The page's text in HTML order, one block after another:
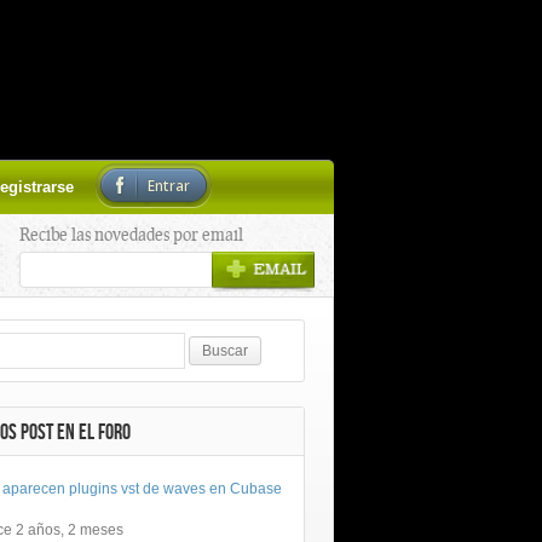
Entrar
Recibe las novedades por email
POST EN EL FORO
aparecen plugins vst de waves en Cubase
2 años, 2 meses